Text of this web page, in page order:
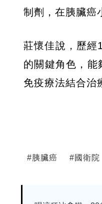
制劑，在胰臟癌
莊懷佳說，歷經
的關鍵角色，能
免疫療法結合治
#胰臟癌 #國衛院